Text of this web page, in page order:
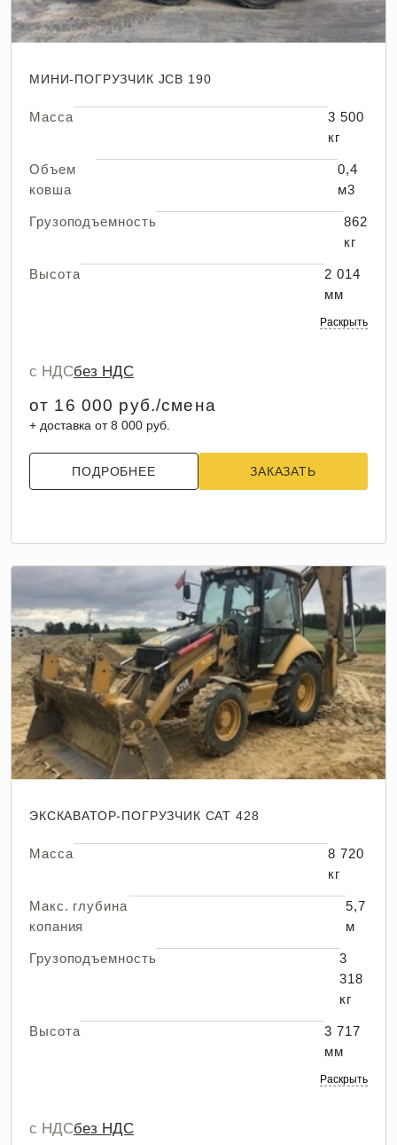
МИНИ-ПОГРУЗЧИК JCB 190
Масса
3 500
кг
Объем
ковша
0,4
м3
Грузоподъемность
862
кг
Высота
2 014
мм
Раскрыть
с НДСбез НДС
от 16 000 руб./смена
+ доставка от 8 000 руб.
ПОДРОБНЕЕ ЗАКАЗАТЬ
ЭКСКАВАТОР-ПОГРУЗЧИК CAT 428
Масса
8 720
кг
Макс. глубина
копания
5,7
м
Грузоподъемность
3
318
кг
Высота
3 717
мм
Раскрыть
с НДСбез НДС